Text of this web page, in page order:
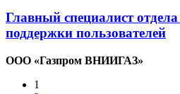
Главный специалист
поддержки пользователей
ООО «Газпром ВНИИГАЗ»
1